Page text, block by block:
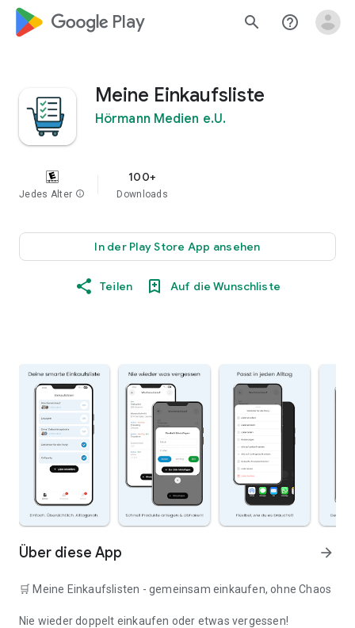
google_logo Play search help_outline
Meine Einkaufsliste
Hörmann Medien e.U.
Jedes Alter info
100+
Downloads
In der Play Store App ansehen
Teilen Auf die Wunschliste
Über diese App arrow_forward
🛒 Meine Einkaufslisten - gemeinsam einkaufen, ohne Chaos
Nie wieder doppelt einkaufen oder etwas vergessen!